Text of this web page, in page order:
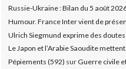
Russie-Ukraine : Bilan du 5 août
Humour. France Inter vient de
Ulrich Siegmund exprime des doutes
Le Japon et l’Arabie Saoudite
Pépiements (592) surGuerre civile